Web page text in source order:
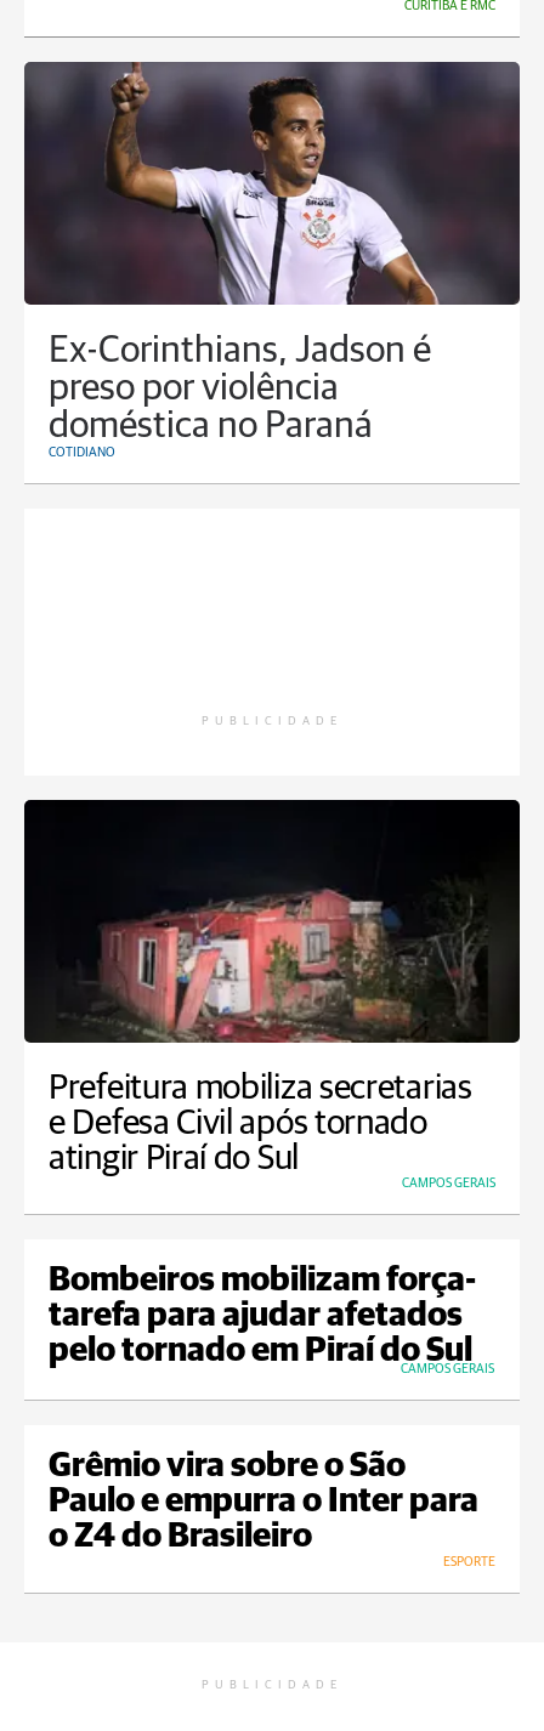
CURITIBA E RMC
Ex-Corinthians, Jadson é
preso por violência
doméstica no Paraná
COTIDIANO
PUBLICIDADE
Prefeitura mobiliza secretarias
e Defesa Civil após tornado
atingir Piraí do Sul
CAMPOS GERAIS
Bombeiros mobilizam força-
tarefa para ajudar afetados
pelo tornado em Piraí do Sul
CAMPOS GERAIS
Grêmio vira sobre o São
Paulo e empurra o Inter para
o Z4 do Brasileiro
ESPORTE
PUBLICIDADE